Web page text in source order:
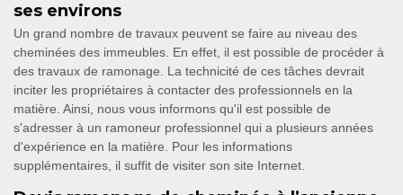
ses environs
Un grand nombre de travaux peuvent se faire au niveau des
cheminées des immeubles. En effet, il est possible de procéder à
des travaux de ramonage. La technicité de ces tâches devrait
inciter les propriétaires à contacter des professionnels en la
matière. Ainsi, nous vous informons qu'il est possible de
s'adresser à un ramoneur professionnel qui a plusieurs années
d'expérience en la matière. Pour les informations
supplémentaires, il suffit de visiter son site Internet.